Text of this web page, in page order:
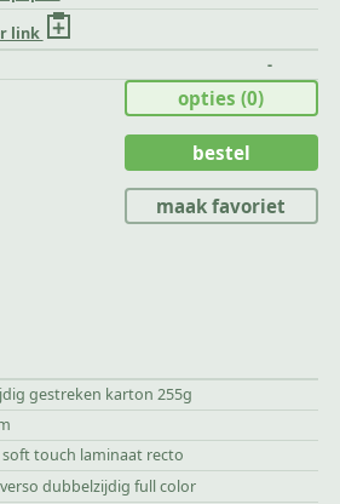
link
-
gestreken karton 255g
soft touch laminaat recto
dubbelzijdig full color
opties(0)
bestel
maak favoriet